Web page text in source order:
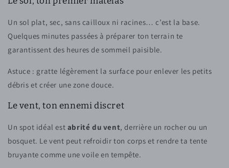
Un sol plat, sec, sans cailloux ni racines… c’est la base.
Quelques minutes passées à préparer ton terrain te
garantissent des heures de sommeil paisible.
Astuce : gratte légèrement la surface pour enlever les petits
débris et créer une zone douce.
Le vent, ton ennemi discret
Un spot idéal est abrité du vent, derrière un rocher ou un
bosquet. Le vent peut refroidir ton corps et rendre ta tente
bruyante comme une voile en tempête.